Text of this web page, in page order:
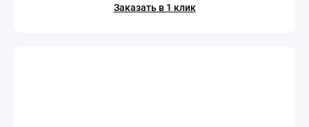
Заказать в 1 клик